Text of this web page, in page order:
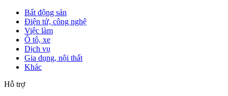
Bất động sản
Điện tử, công nghệ
Việc làm
Ô tô, xe
Dịch vụ
Gia dụng, nội thất
Khác
Hỗ trợ